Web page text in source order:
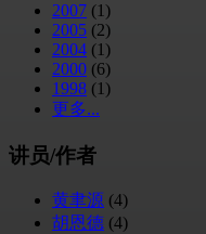
2007 (1)
2005 (2)
2004 (1)
2000 (6)
1998 (1)
更多...
讲员/作者
黄聿源 (4)
胡恩德 (4)